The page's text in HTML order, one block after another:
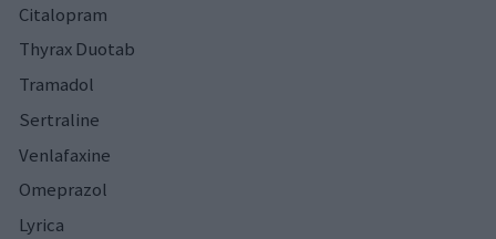
Citalopram
Thyrax Duotab
Tramadol
Sertraline
Venlafaxine
Omeprazol
Lyrica